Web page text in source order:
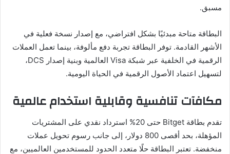
مسبق.
البطاقة متاحة مبدئيًا بشكل افتراضي، مع إصدار نسخة فعلية في
الأشهر القادمة. توفر البطاقة تجربة دفع مألوفة، بينما تعمل العملات
الرقمية في الخلفية عبر شبكة Visa العالمية وبنية إصدار DCS،
لتسهيل اعتماد الأصول الرقمية في الحياة اليومية.
مكافآت تنافسية وقابلية استخدام عالمية
تقدم بطاقة Bitget حتى 20% استرداد نقدي على المشتريات
المؤهلة، بحد أقصى 800 دولار، إلى جانب رسوم تحويل عملات
منخفضة. تعتبر البطاقة حلًا متعدد الحدود للمستخدمين العالميين، مع